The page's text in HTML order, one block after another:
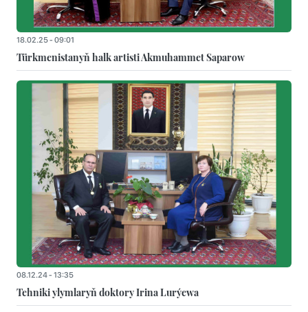
18.02.25 - 09:01
Türkmenistanyň halk artisti Akmuhammet Saparow
08.12.24 - 13:35
Tehniki ylymlaryň doktory Irina Lurýewa